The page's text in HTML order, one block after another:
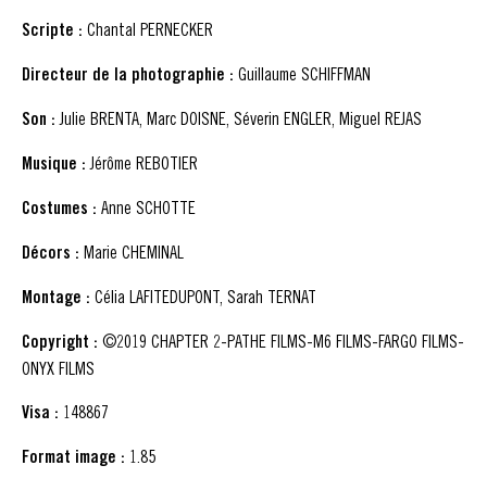
Scripte : Chantal PERNECKER
Directeur de la photographie : Guillaume SCHIFFMAN
Son : Julie BRENTA, Marc DOISNE, Séverin ENGLER, Miguel REJAS
Musique : Jérôme REBOTIER
Costumes : Anne SCHOTTE
Décors : Marie CHEMINAL
Montage : Célia LAFITEDUPONT, Sarah TERNAT
Copyright : ©2019 CHAPTER 2-PATHE FILMS-M6 FILMS-FARGO FILMS-
ONYX FILMS
Visa : 148867
Format image : 1.85